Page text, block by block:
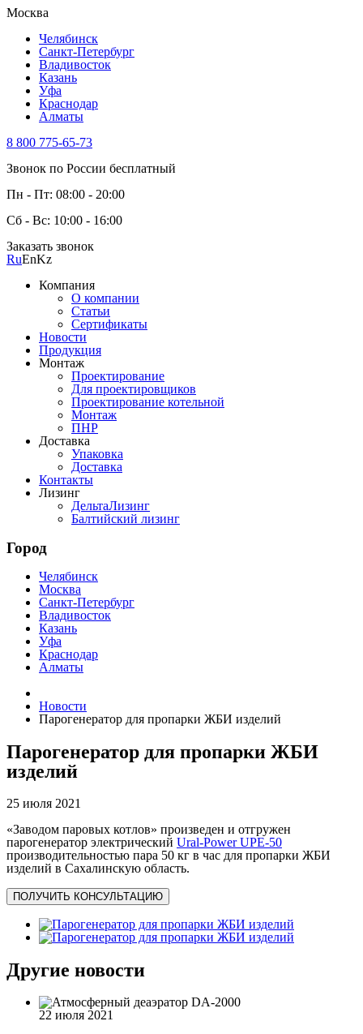
Москва
Челябинск
Санкт-Петербург
Владивосток
Казань
Уфа
Краснодар
Алматы
8 800 775-65-73
Звонок по России бесплатный
Пн - Пт: 08:00 - 20:00
Сб - Вс: 10:00 - 16:00
Заказать звонок
RuEnKz
Компания
О компании
Статьи
Сертификаты
Новости
Продукция
Монтаж
Проектирование
Для проектировщиков
Проектирование котельной
Монтаж
ПНР
Доставка
Упаковка
Доставка
Контакты
Лизинг
ДельтаЛизинг
Балтийский лизинг
Город
Челябинск
Москва
Санкт-Петербург
Владивосток
Казань
Уфа
Краснодар
Алматы
Новости
Парогенератор для пропарки ЖБИ изделий
Парогенератор для пропарки ЖБИ
изделий
25 июля 2021
«Заводом паровых котлов» произведен и отгружен
парогенератор электрический Ural-Power UPE-50
производительностью пара 50 кг в час для пропарки ЖБИ
изделий в Сахалинскую область.
ПОЛУЧИТЬ КОНСУЛЬТАЦИЮ
Другие новости
22 июля 2021